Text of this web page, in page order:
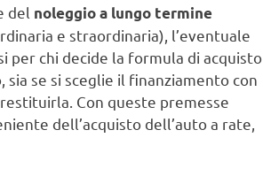
del noleggio a lungo termine
e straordinaria), l’eventuale
per chi decide la formula di acquisto
se si sceglie il finanziamento con
Con queste premesse
dell’acquisto dell’auto a rate,